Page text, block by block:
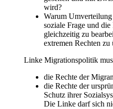
wird?
Warum
soziale Frage und
gleichzeitig zu
extremen Rechten zu
Linke Migrationspolitik
die Rechte der
die Rechte der
Schutz ihrer
Die Linke darf sich